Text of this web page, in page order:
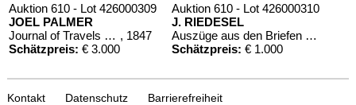
Auktion 610 - Lot 426000309
JOEL PALMER
Journal of Travels over the Rocky Mountains , 1847
Schätzpreis: € 3.000
Auktion 610 - Lot 426000310
J. RIEDESEL
Auszüge aus den Briefen von Riedesel ... Reise nach America
Schätzpreis: € 1.000
Kontakt Datenschutz Barrierefreiheit